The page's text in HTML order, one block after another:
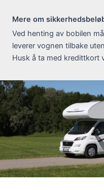
Mere om
Ved henting av bobilen
leverer vognen tilbake
Husk å ta med kredittkort